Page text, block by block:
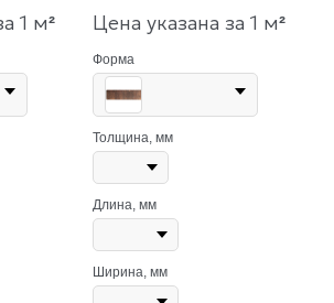
1 м² Цена указана за 1 м²
Форма
Толщина, мм
Длина, мм
Ширина, мм